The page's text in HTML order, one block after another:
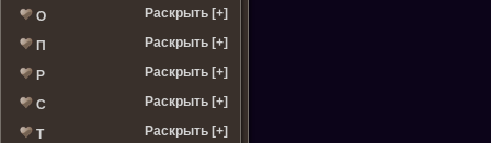
О Раскрыть [+]
П Раскрыть [+]
Р Раскрыть [+]
С Раскрыть [+]
Т Раскрыть [+]